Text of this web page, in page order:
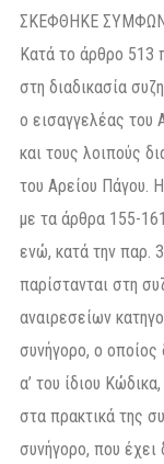
ΣΚΕΦΘΗΚΕ
Κατά το άρθρο 513
στη διαδικασία
ο εισαγγελέας του
και τους λοιπούς
του Αρείου Πάγου.
με τα άρθρα 155-
ενώ, κατά την παρ. 3
παρίστανται στη
αναιρεσείων
συνήγορο, ο οποίος
α’ του ίδιου
στα πρακτικά της
συνήγορο, που έχει